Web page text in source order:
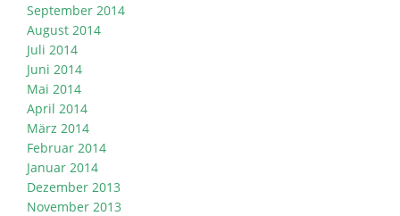
September 2014
August 2014
Juli 2014
Juni 2014
Mai 2014
April 2014
März 2014
Februar 2014
Januar 2014
Dezember 2013
November 2013